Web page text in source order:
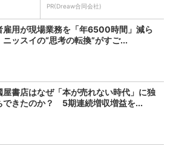
PR(Dreaw合同会社)
雇用が現場業務を「年6500時間」減ら
ッスイの“思考の転換”がすご...
屋書店はなぜ「本が売れない時代」に独
できたのか？ 5期連続増収増益を...